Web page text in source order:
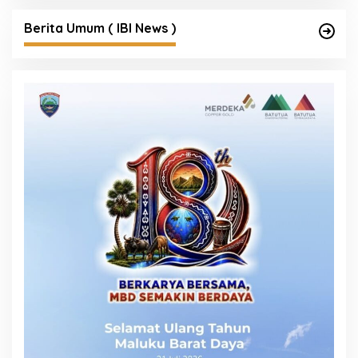
Berita Umum ( IBI News )